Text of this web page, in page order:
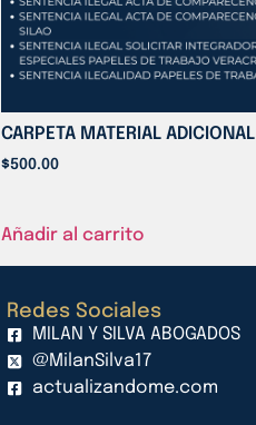
CARPETA MATERIAL ADICIONAL
$500.00
Añadir al carrito
Redes Sociales
MILAN Y SILVA ABOGADOS
@MilanSilva17
actualizandome.com